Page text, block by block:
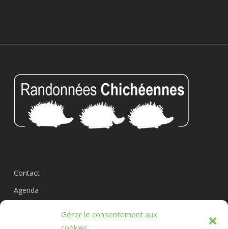
Gérer le consentement aux
Contact
Agenda